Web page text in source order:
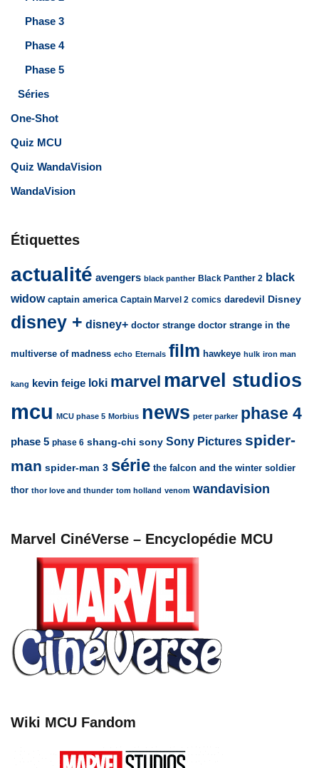
Phase 3
Phase 4
Phase 5
Séries
One-Shot
Quiz MCU
Quiz WandaVision
WandaVision
Étiquettes
actualité avengers black panther Black Panther 2 black
widow captain america Captain Marvel 2 comics daredevil Disney
disney + disney+ doctor strange doctor strange in the
multiverse of madness echo Eternals film hawkeye hulk iron man
kang kevin feige loki marvel marvel studios
mcu MCU phase 5 Morbius news peter parker phase 4
phase 5 phase 6 shang-chi sony Sony Pictures spider-
man spider-man 3 série the falcon and the winter soldier
thor thor love and thunder tom holland venom wandavision
Marvel CinéVerse – Encyclopédie MCU
Wiki MCU Fandom